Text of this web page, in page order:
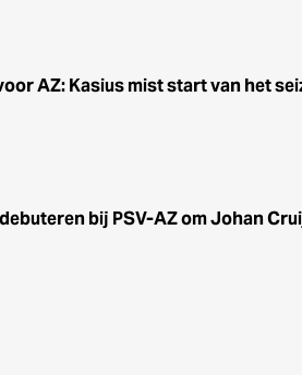
AZ: Kasius mist start van het
bij PSV-AZ om Johan